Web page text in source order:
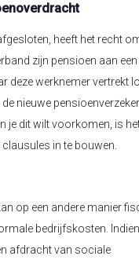
heeft het recht
zijn pensioen aan een
deze werknemer vertrekt
nieuwe
je dit wilt voorkomen, is
in te bouwen.
op een andere manier
bedrijfskosten.
afdracht van sociale